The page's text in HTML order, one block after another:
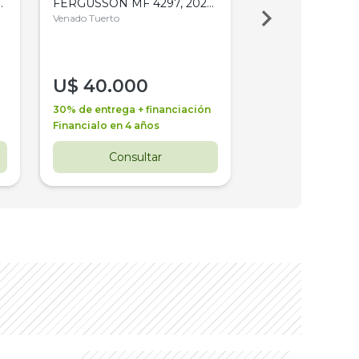
FERGUSSON MF 4297, 2020,
4WD, PATON
Venado Tuerto
U$ 40.000
30% de entrega + financiación
Financialo en 4 años
Consultar
Venado Tuerto